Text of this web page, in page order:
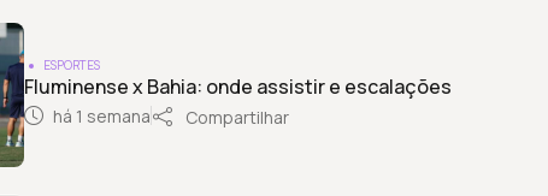
ESPORTES
Fluminense x Bahia: onde assistir e escalações
há 1 semana Compartilhar